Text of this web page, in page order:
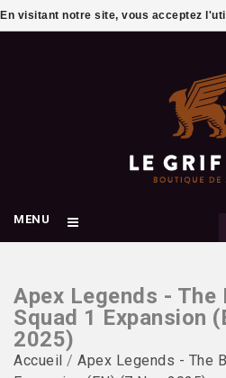
MENU
Apex Legends - The
Squad 1 Expansion
2025)
Accueil / Apex Legends - The
En visitant notre site, vous acceptez